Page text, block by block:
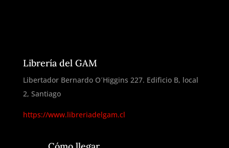
Librería del GAM
Libertador Bernardo O´Higgins 227. Edificio B, local
2, Santiago
https://www.libreriadelgam.cl